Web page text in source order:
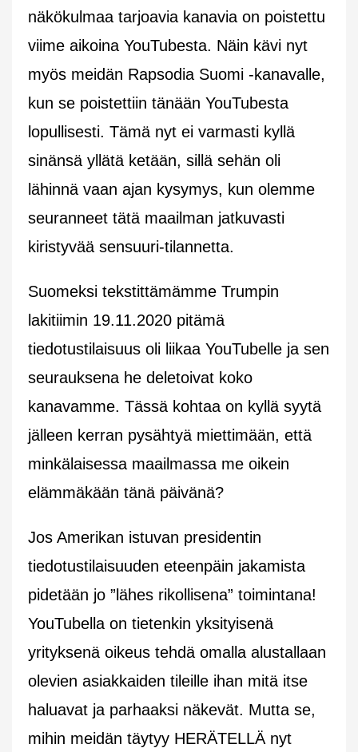
näkökulmaa tarjoavia kanavia on poistettu
viime aikoina YouTubesta. Näin kävi nyt
myös meidän Rapsodia Suomi -kanavalle,
kun se poistettiin tänään YouTubesta
lopullisesti. Tämä nyt ei varmasti kyllä
sinänsä yllätä ketään, sillä sehän oli
lähinnä vaan ajan kysymys, kun olemme
seuranneet tätä maailman jatkuvasti
kiristyvää sensuuri-tilannetta.
Suomeksi tekstittämämme Trumpin
lakitiimin 19.11.2020 pitämä
tiedotustilaisuus oli liikaa YouTubelle ja sen
seurauksena he deletoivat koko
kanavamme. Tässä kohtaa on kyllä syytä
jälleen kerran pysähtyä miettimään, että
minkälaisessa maailmassa me oikein
elämmäkään tänä päivänä?
Jos Amerikan istuvan presidentin
tiedotustilaisuuden eteenpäin jakamista
pidetään jo ”lähes rikollisena” toimintana!
YouTubella on tietenkin yksityisenä
yrityksenä oikeus tehdä omalla alustallaan
olevien asiakkaiden tileille ihan mitä itse
haluavat ja parhaaksi näkevät. Mutta se,
mihin meidän täytyy HERÄTELLÄ nyt